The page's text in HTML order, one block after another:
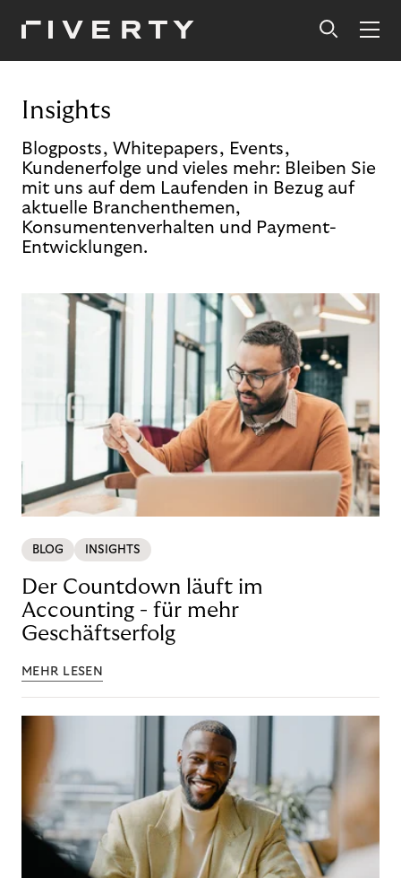
Insights
Blogposts, Whitepapers, Events,
Kundenerfolge und vieles mehr: Bleiben Sie
mit uns auf dem Laufenden in Bezug auf
aktuelle Branchenthemen,
Konsumentenverhalten und Payment-
Entwicklungen.
BLOG INSIGHTS
Der Countdown läuft im
Accounting - für mehr
Geschäftserfolg
MEHR LESEN